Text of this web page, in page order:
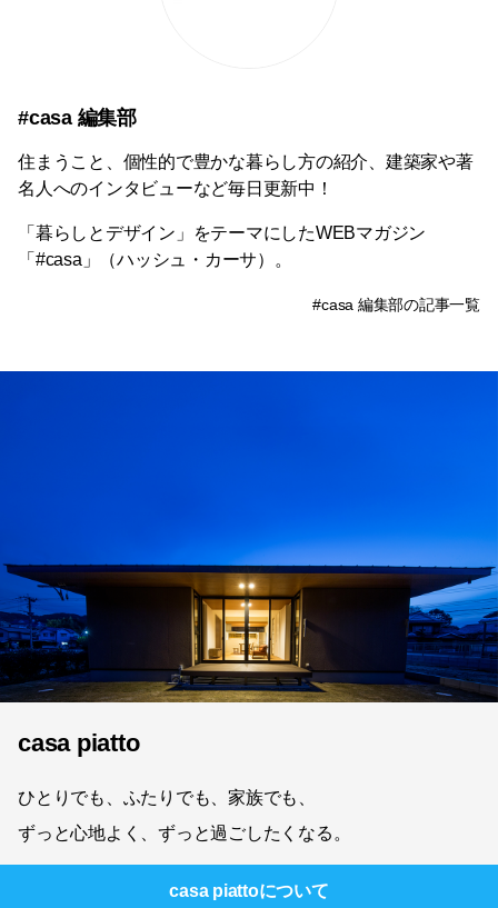
#casa 編集部
住まうこと、個性的で豊かな暮らし方の紹介、建築家や著
名人へのインタビューなど毎日更新中！
「暮らしとデザイン」をテーマにしたWEBマガジン
「#casa」（ハッシュ・カーサ）。
#casa 編集部の記事一覧
casa piatto
ひとりでも、ふたりでも、家族でも、
ずっと心地よく、ずっと過ごしたくなる。
casa piattoについて